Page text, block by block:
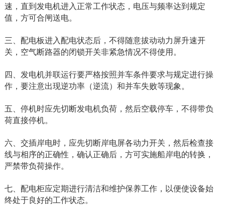
速，直到发电机进入正常工作状态，电压与频率达到规定
值，方可合闸送电。
三、配电板进入配电状态后，不得随意拔动动力屏升速开
关，空气断路器的闭锁开关非紧急情况不得使用。
四、发电机并联运行要严格按照并车条件要求与规定进行操
作，要注意出现逆功率（逆流）和并车失败等现象。
五、停机时应先切断发电机负荷，然后空载停车，不得带负
荷直接停机。
六、交插岸电时，应先切断岸电屏各动力开关，然后检查接
线与相序的正确性，确认正确后，方可实施船岸电的转换，
严禁带负荷操作。
七、配电柜应定期进行清洁和维护保养工作，以便使设备始
终处于良好的工作状态。